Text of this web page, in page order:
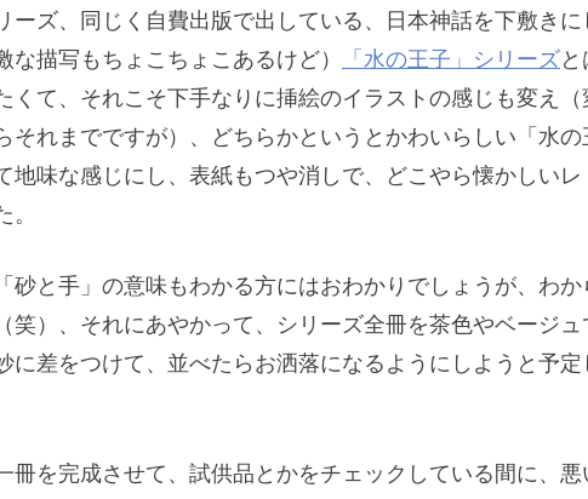
ーズ、同じく自費出版で出している、日本神話を下敷きに
な描写もちょこちょこあるけど）
「水の王子」シリーズ
くて、それこそ下手なりに挿絵のイラストの感じも変え（
それまでですが）、どちらかというとかわいらしい「水
地味な感じにし、表紙もつや消しで、どこやら懐かしいレ
。
砂と手」の意味もわかる方にはおわかりでしょうが、わか
笑）、それにあやかって、シリーズ全冊を茶色やベージュ
に差をつけて、並べたらお洒落になるようにしようと予定
冊を完成させて、試供品とかをチェックしている間に、悪